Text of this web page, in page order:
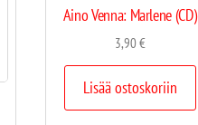
Aino Venna: Marlene (CD)
3,90€
Lisää ostoskoriin